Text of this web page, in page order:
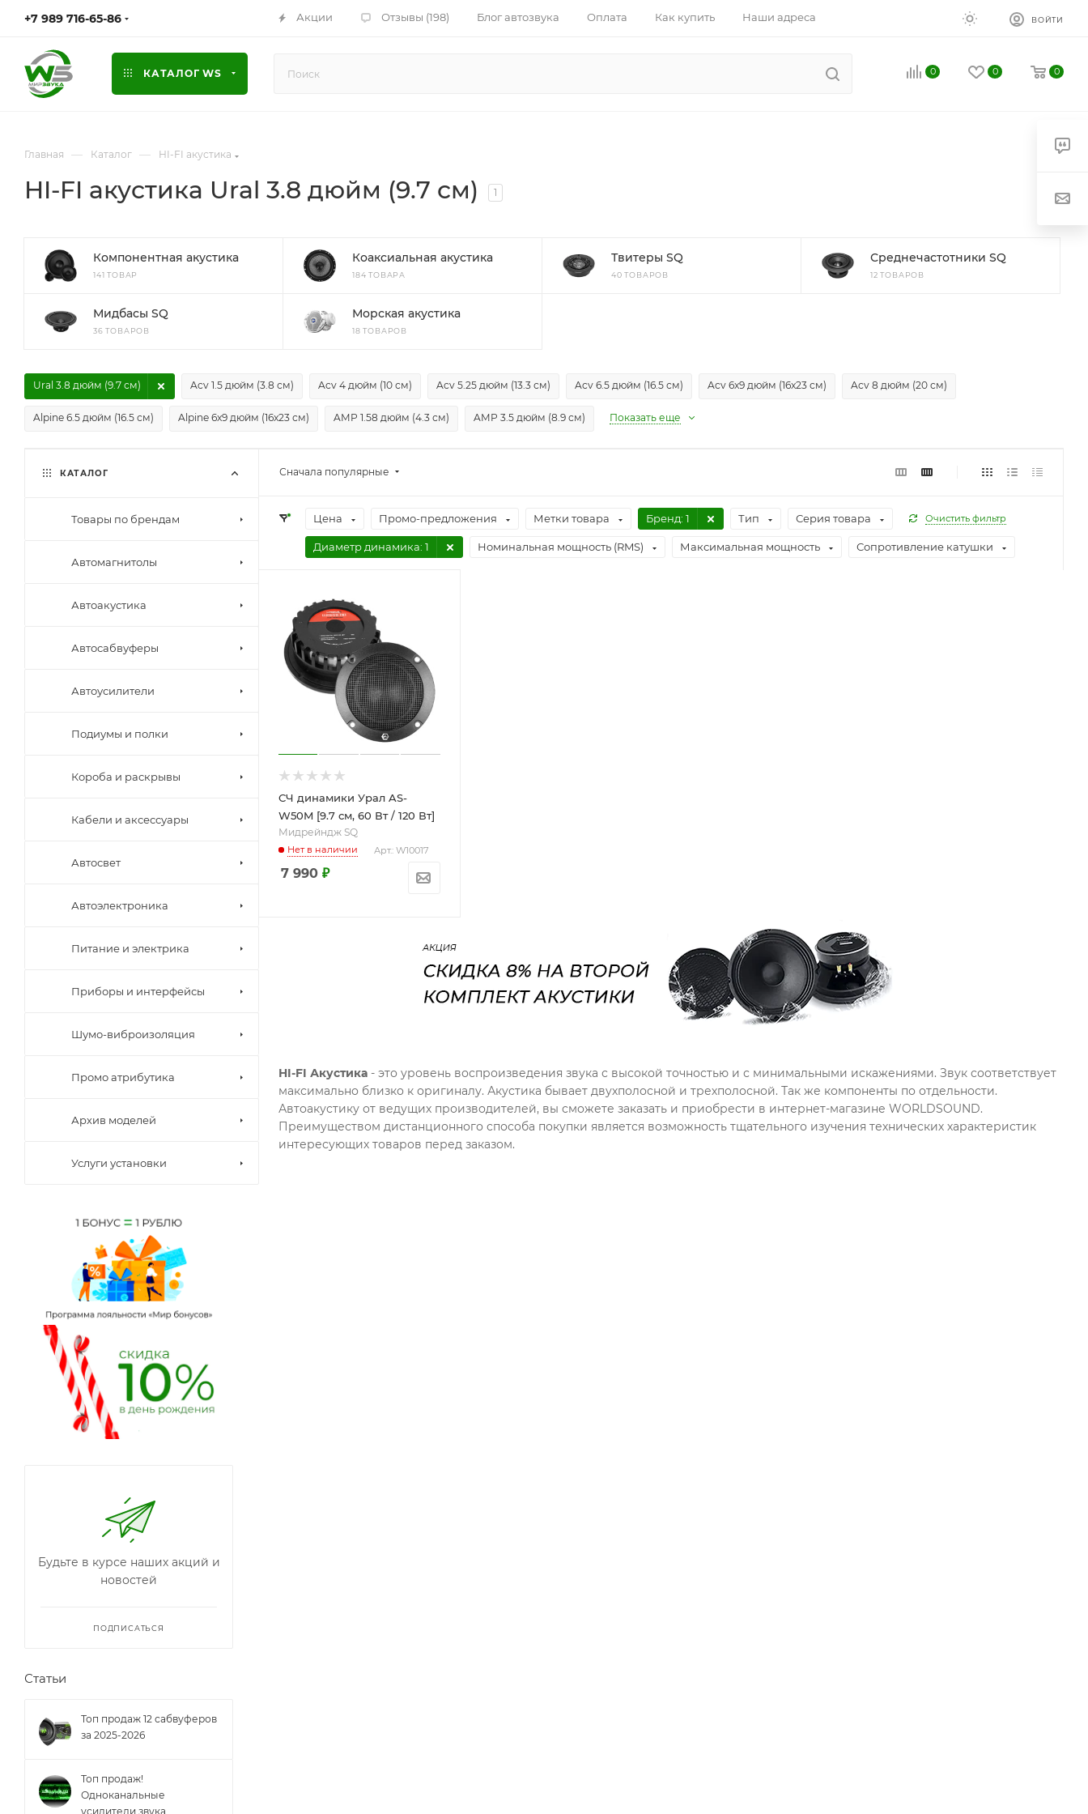
+7 989 716-65-86 Акции Отзывы (198) Блог автозвука Оплата Как купить Наши адреса ВОЙТИ
КАТАЛОГ WS 0 0 0
Главная — Каталог — HI-FI акустика
HI-FI акустика Ural 3.8 дюйм (9.7 см) 1
Компонентная акустика
141 ТОВАР
Коаксиальная акустика
184 ТОВАРА
Твитеры SQ
40 ТОВАРОВ
Среднечастотники SQ
12 ТОВАРОВ
Мидбасы SQ
36 ТОВАРОВ
Морская акустика
18 ТОВАРОВ
Acv 1.5 дюйм (3.8 см) Acv 4 дюйм (10 см) Acv 5.25 дюйм (13.3 см) Acv 6.5 дюйм (16.5 см) Acv 6x9 дюйм (16x23 см) Acv 8 дюйм (20 см)
Alpine 6.5 дюйм (16.5 см) Alpine 6x9 дюйм (16x23 см) AMP 1.58 дюйм (4.3 см) AMP 3.5 дюйм (8.9 см)
Ural 3.8 дюйм (9.7 см)
Показать еще
Сначала популярные
Цена Промо-предложения Метки товара Бренд: 1 Тип Серия товара
Диаметр динамика: 1 Номинальная мощность (RMS) Максимальная мощность Сопротивление катушки
Очистить фильтр
СЧ динамики Урал AS-
W50M [9.7 см, 60 Вт / 120 Вт]
Мидрейндж SQ
Нет в наличии Арт.: W10017
7 990 ₽
HI-FI Акустика - это уровень воспроизведения звука с высокой точностью и с минимальными искажениями. Звук соответствует
максимально близко к оригиналу. Акустика бывает двухполосной и трехполосной. Так же компоненты по отдельности.
Автоакустику от ведущих производителей, вы сможете заказать и приобрести в интернет-магазине WORLDSOUND.
Преимуществом дистанционного способа покупки является возможность тщательного изучения технических характеристик
интересующих товаров перед заказом.
КАТАЛОГ
Товары по брендам
Автомагнитолы
Автоакустика
Автосабвуферы
Автоусилители
Подиумы и полки
Короба и раскрывы
Кабели и аксессуары
Автосвет
Автоэлектроника
Питание и электрика
Приборы и интерфейсы
Шумо-виброизоляция
Промо атрибутика
Архив моделей
Услуги установки
Будьте в курсе наших акций и
новостей
ПОДПИСАТЬСЯ
Статьи
Топ продаж 12 сабвуферов
за 2025-2026
Топ продаж!
Одноканальные
усилители звука